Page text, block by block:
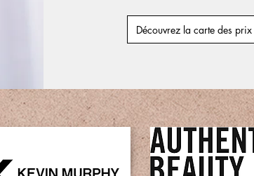
Découvrez la carte des